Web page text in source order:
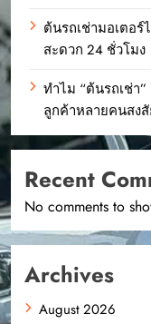
ต้นรถเช่ามอเตอร์
สะดวก 24 ชั่วโมง
ทำไม “ต้นรถเช่า
ลูกค้าหลายคนสง
Recent
No comments to
Archives
August 2026